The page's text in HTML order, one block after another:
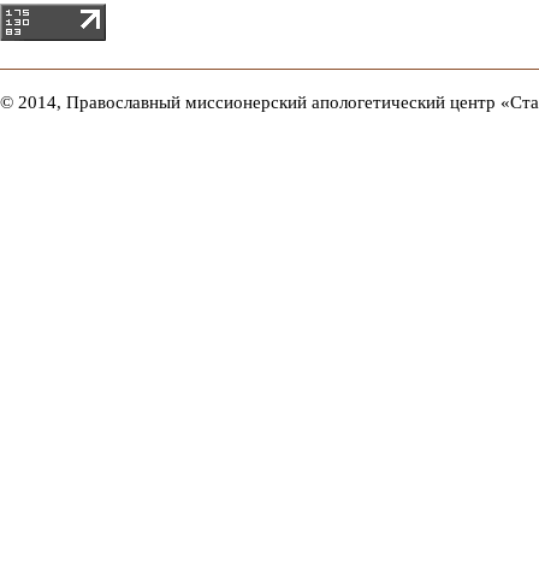
© 2014, Православный миссионерский апологетический центр